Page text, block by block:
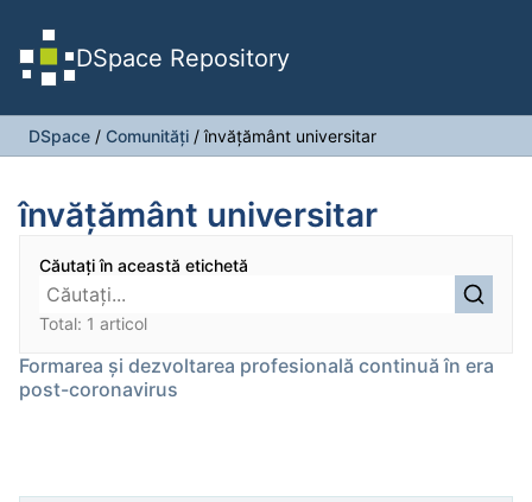
DSpace Repository
DSpace / Comunități /învățământ universitar
învățământ universitar
Căutați în această etichetă
Total: 1 articol
Formarea și dezvoltarea profesională continuă în era
post-coronavirus